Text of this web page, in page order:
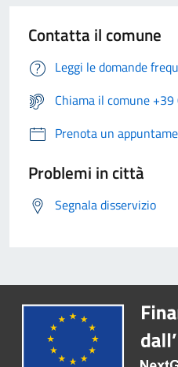
Contatta il comune
Leggi le domande
Chiama il comune
Prenota un
Problemi in città
Segnala disservizio